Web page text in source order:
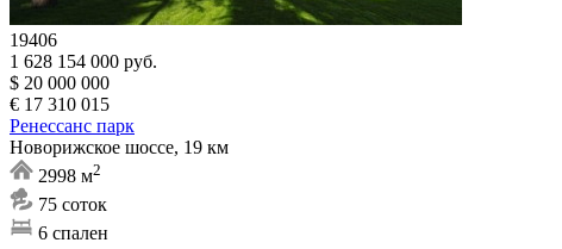
19406
1 628 154 000 руб.
$ 20 000 000
€ 17 310 015
Ренессанс парк
Новорижское шоссе, 19 км
2998 м2
75 соток
6 спален